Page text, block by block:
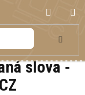
KOŠÍK
slova -